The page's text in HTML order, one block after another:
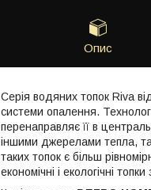
Опис
Серія водяних топок Riva
системи опалення.
перенаправляє її в
іншими джерелами тепла,
таких топок є більш
економічні і екологічні